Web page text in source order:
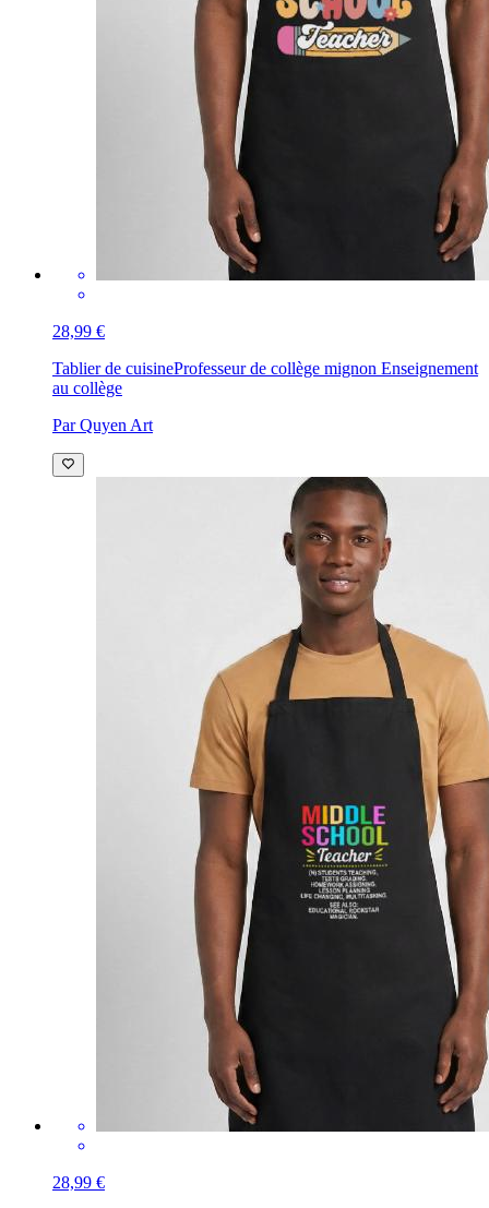
28,99 €
Tablier de cuisineProfesseur de collège mignon Enseignement
au collège
Par Quyen Art
28,99 €